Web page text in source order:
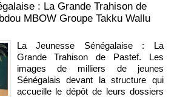
: La Grande Trahison de
MBOW Groupe Takku Wallu
La Jeunesse Sénégalaise : La
Grande Trahison de Pastef. Les
images de milliers de jeunes
Sénégalais devant la structure qui
accueille le dépôt de leurs dossiers